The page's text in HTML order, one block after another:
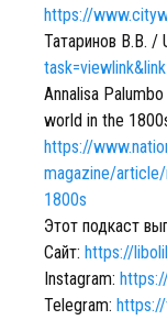
https://
Татаринов В.В. /
Annalisa
world in the
https://
magazine/
1800s
Этот подкаст
Сайт: https://
Instagram:
Telegram: